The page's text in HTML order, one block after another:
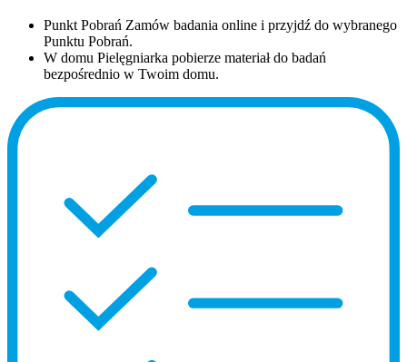
Punkt Pobrań Zamów badania online i przyjdź do wybranego
Punktu Pobrań.
W domu Pielęgniarka pobierze materiał do badań
bezpośrednio w Twoim domu.